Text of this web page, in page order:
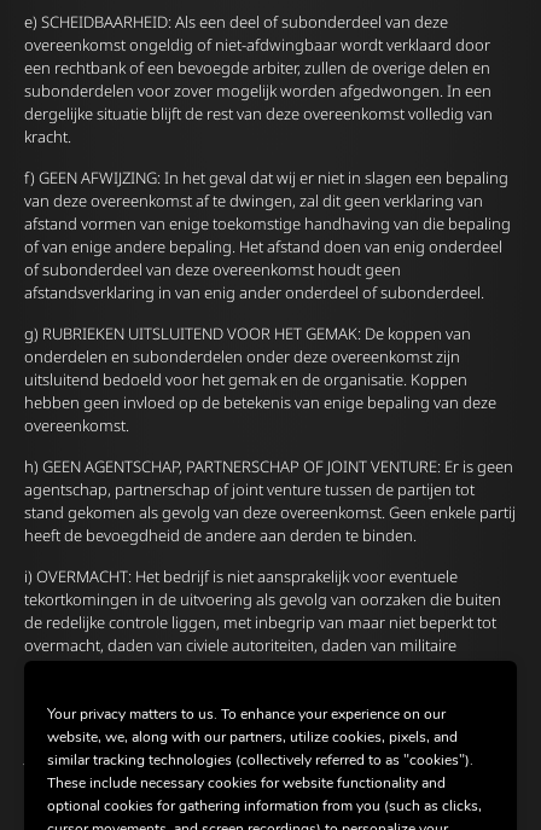
e) SCHEIDBAARHEID: Als een deel of subonderdeel van deze
overeenkomst ongeldig of niet-afdwingbaar wordt verklaard door
een rechtbank of een bevoegde arbiter, zullen de overige delen en
subonderdelen voor zover mogelijk worden afgedwongen. In een
dergelijke situatie blijft de rest van deze overeenkomst volledig van
kracht.
f) GEEN AFWIJZING: In het geval dat wij er niet in slagen een bepaling
van deze overeenkomst af te dwingen, zal dit geen verklaring van
afstand vormen van enige toekomstige handhaving van die bepaling
of van enige andere bepaling. Het afstand doen van enig onderdeel
of subonderdeel van deze overeenkomst houdt geen
afstandsverklaring in van enig ander onderdeel of subonderdeel.
g) RUBRIEKEN UITSLUITEND VOOR HET GEMAK: De koppen van
onderdelen en subonderdelen onder deze overeenkomst zijn
uitsluitend bedoeld voor het gemak en de organisatie. Koppen
hebben geen invloed op de betekenis van enige bepaling van deze
overeenkomst.
h) GEEN AGENTSCHAP, PARTNERSCHAP OF JOINT VENTURE: Er is geen
agentschap, partnerschap of joint venture tussen de partijen tot
stand gekomen als gevolg van deze overeenkomst. Geen enkele partij
heeft de bevoegdheid de andere aan derden te binden.
i) OVERMACHT: Het bedrijf is niet aansprakelijk voor eventuele
tekortkomingen in de uitvoering als gevolg van oorzaken die buiten
de redelijke controle liggen, met inbegrip van maar niet beperkt tot
overmacht, daden van civiele autoriteiten, daden van militaire
autoriteiten, rellen, embargo's, natuurrampen en natuurrampen, en
omstandigheden.
j) ELEKTRONISCHE COMMUNICATIE TOEGESTAAN: Elektronische
communicatie is toegestaan ​​voor beide partijen onder deze
overeenkomst, inclusief e-mail of fax. Voor vragen of opmerkingen
kunt u ons een e-mail sturen op het volgende adres:
Your privacy matters to us. To enhance your experience on our
website, we, along with our partners, utilize cookies, pixels, and
similar tracking technologies (collectively referred to as "cookies").
These include necessary cookies for website functionality and
optional cookies for gathering information from you (such as clicks,